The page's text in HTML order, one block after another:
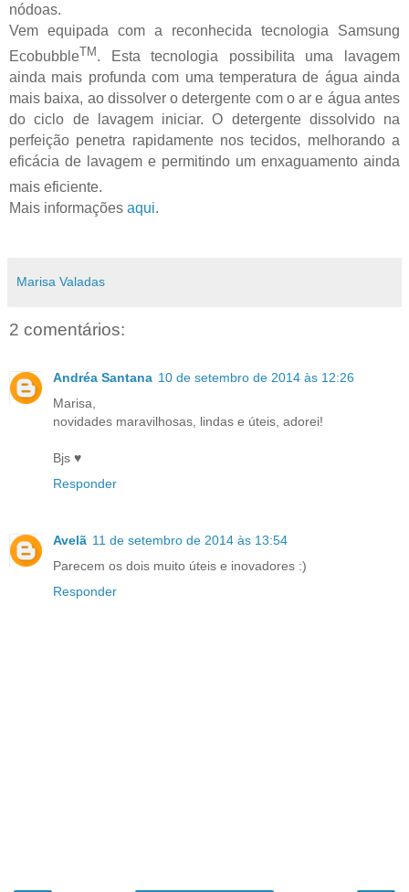
nódoas.
Vem equipada com a reconhecida tecnologia Samsung
EcobubbleTM . Esta tecnologia possibilita uma lavagem
ainda mais profunda com uma temperatura de água ainda
mais baixa, ao dissolver o detergente com o ar e água antes
do ciclo de lavagem iniciar. O detergente dissolvido na
perfeição penetra rapidamente nos tecidos, melhorando a
eficácia de lavagem e permitindo um enxaguamento ainda
mais eficiente.
Mais informações aqui.
Marisa Valadas
2 comentários:
Andréa Santana 10 de setembro de 2014 às 12:26
Marisa,
novidades maravilhosas, lindas e úteis, adorei!
Bjs ♥
Responder
Avelã 11 de setembro de 2014 às 13:54
Parecem os dois muito úteis e inovadores :)
Responder